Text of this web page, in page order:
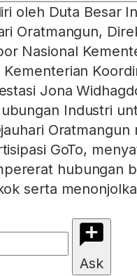
oleh Duta Besar
Oratmangun,
Nasional
Jona
Industri
Oratmangun
GoTo,
hubungan
serta
Ask